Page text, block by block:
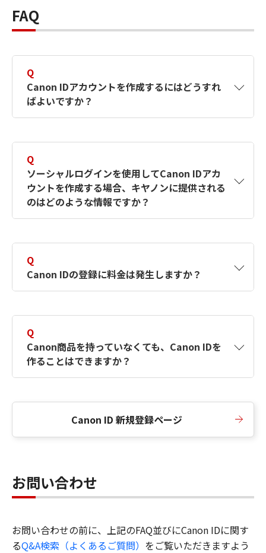
FAQ
Q
Canon IDアカウントを作成するにはどうすれ
ばよいですか？
す。詳しい作成方法は【カメラ】Canon IDとは
何ですか？Canon IDの作成方法は？をご確認く
ださい。
Q
ソーシャルログインを使用してCanon IDアカ
ウントを作成する場合、キヤノンに提供される
のはどのような情報ですか？
択したサービスから取得します。アカウントを
簡単に作成できるように、この情報を使用して
Canon IDの登録フォームを入力します。
Q
Canon IDの登録に料金は発生しますか？
Q
Canon商品を持っていなくても、Canon IDを
作ることはできますか？
Canon ID 新規登録ページ
お問い合わせ
お問い合わせの前に、上記のFAQ並びにCanon IDに関す
るQ&A検索（よくあるご質問） をご覧いただきますよう